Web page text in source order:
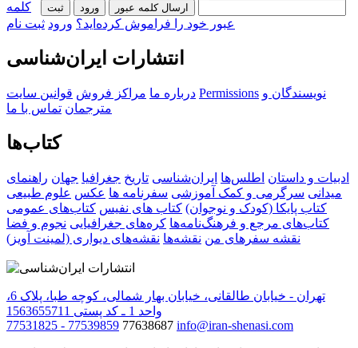
ارسال کلمه عبور ورود ثبت‌
کلمه
عبور خود را فراموش کرده‌اید؟ ورود ثبت نام
انتشارات ایران‌شناسی
درباره ما مراکز فروش قوانین سایت Permissions نویسندگان و
مترجمان تماس با ما
کتاب‌ها
ادبیات و داستان اطلس‌ها ایران‌شناسی تاریخ جغرافیا جهان راهنمای
میدانی سرگرمی و کمک آموزشی سفرنامه‌ ها عکس علوم طبیعی
کتاب‌ پایکا (کودک و نوجوان) کتاب های نفیس کتاب‌های عمومی
کتاب‌های مرجع و فرهنگ‌نامه‌ها کره‌های جغرافیایی نجوم و فضا
نقشه سفرهای من نقشه‌ها نقشه‌های دیواری (لمینت آویز)
تهران - خیابان طالقانی، خیابان بهار شمالی، کوچه طبا، پلاک 6،
واحد 1 ـ کد پستی 1563655711
77531825 - 77539859 77638687 info@iran-shenasi.com